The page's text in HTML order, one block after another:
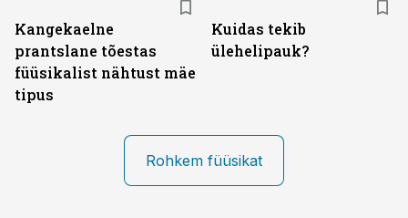
Kangekaelne
prantslane tõestas
füüsikalist nähtust mäe
tipus
Kuidas tekib
ülehelipauk?
Rohkem füüsikat